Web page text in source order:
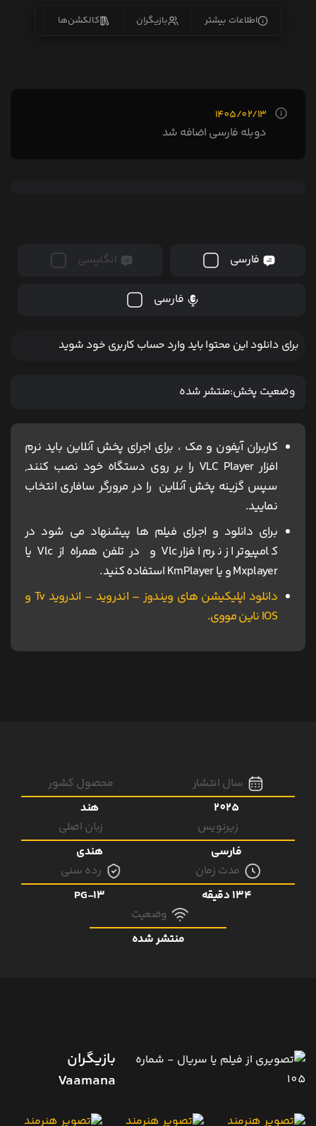
اطلاعات بیشتر بازیگران کالکشن‌ها
1405/02/13
دوبله فارسی اضافه شد
فارسی انگلیسی
فارسی
برای دانلود این محتوا باید وارد حساب کاربری خود شوید
وضعیت پخش:منتشر شده
کاربران آیفون و مک ، برای اجرای پخش آنلاین باید نرم
افزار VLC Player را بر روی دستگاه خود نصب کنند,
سپس گزینه پخش آنلاین را در مرورگر سافاری انتخاب
نمایید.
برای دانلود و اجرای فیلم ها پیشنهاد می شود در
کامپیوتر از نرم افزار Vlc و در تلفن همراه از Vlc یا
Mxplayer و یا KmPlayer استفاده کنید.
دانلود اپلیکیشن های ویندوز – اندروید – اندروید Tv و
IOS ناین مووی.
سال انتشار
2025
محصول کشور
هند
زیرنویس
فارسی
زبان اصلی
هندی
مدت زمان
134 دقیقه
رده سنی
PG-13
وضعیت
منتشر شده
بازیگران
Vaamana